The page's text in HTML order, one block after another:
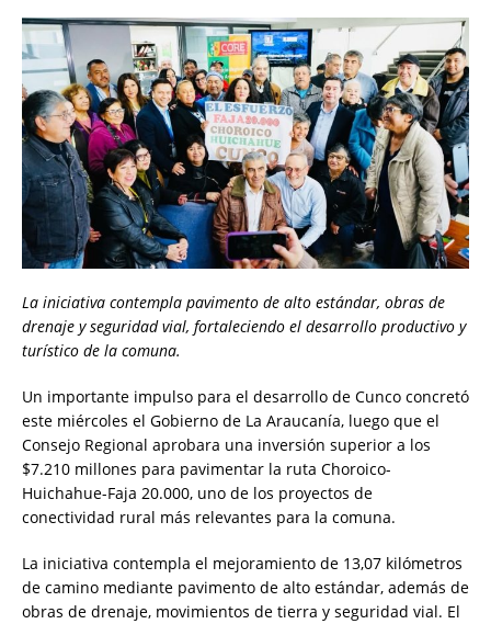
La iniciativa contempla pavimento de alto estándar, obras de
drenaje y seguridad vial, fortaleciendo el desarrollo productivo y
turístico de la comuna.
Un importante impulso para el desarrollo de Cunco concretó
este miércoles el Gobierno de La Araucanía, luego que el
Consejo Regional aprobara una inversión superior a los
$7.210 millones para pavimentar la ruta Choroico-
Huichahue-Faja 20.000, uno de los proyectos de
conectividad rural más relevantes para la comuna.
La iniciativa contempla el mejoramiento de 13,07 kilómetros
de camino mediante pavimento de alto estándar, además de
obras de drenaje, movimientos de tierra y seguridad vial. El